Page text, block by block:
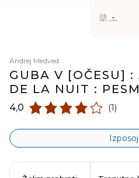
Andrej Medved
GUBA V [OČESU] :
DE LA NUIT :
4,0 (1)